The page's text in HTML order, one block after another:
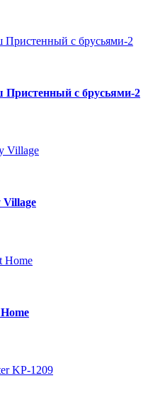
с брусьями-2
Village